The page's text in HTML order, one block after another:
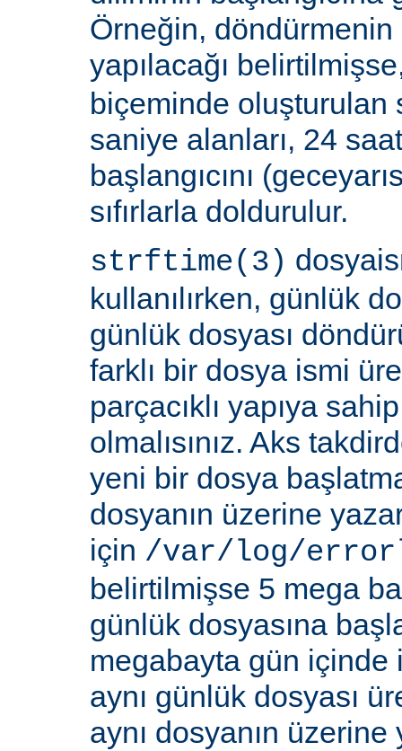
Örneğin,
yapılacağı
biçeminde oluşturulan
saniye alanları, 24
başlangıcını
sıfırlarla doldurulur.
strftime(3)
kullanılırken, günlük
günlük dosyası
farklı bir dosya ismi
parçacıklı yapıya
olmalısınız. Aks
yeni bir dosya
dosyanın üzerine
için /var/log/
belirtilmişse 5 mega
günlük dosyasına
megabayta gün içinde
aynı günlük dosyası
aynı dosyanın üzerine